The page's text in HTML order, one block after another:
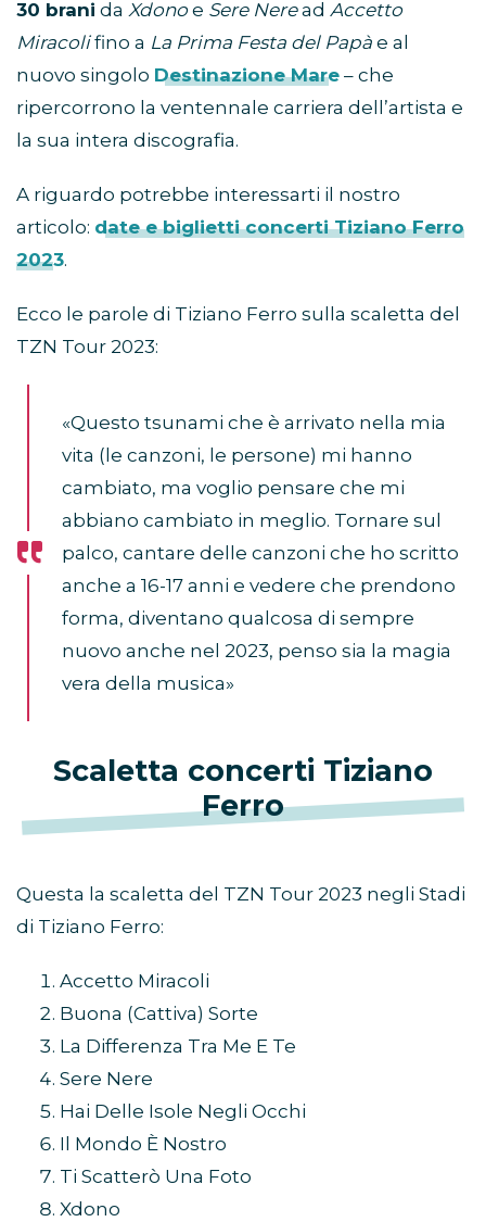
30 brani da Xdonoe Sere Neread Accetto
Miracolifino a La Prima Festa del Papà e al
nuovo singolo Destinazione Mare – che
ripercorrono la ventennale carriera dell’artista e
la sua intera discografia.
A riguardo potrebbe interessarti il nostro
articolo: date e biglietti concerti Tiziano Ferro
2023.
Ecco le parole di Tiziano Ferro sulla scaletta del
TZN Tour 2023:
«Questo tsunami che è arrivato nella mia
vita (le canzoni, le persone) mi hanno
cambiato, ma voglio pensare che mi
abbiano cambiato in meglio. Tornare sul
palco, cantare delle canzoni che ho scritto
anche a 16-17 anni e vedere che prendono
forma, diventano qualcosa di sempre
nuovo anche nel 2023, penso sia la magia
vera della musica»
Scaletta concerti Tiziano
Ferro
Questa la scaletta del TZN Tour 2023 negli Stadi
di Tiziano Ferro:
Accetto Miracoli
Buona (Cattiva) Sorte
La Differenza Tra Me E Te
Sere Nere
Hai Delle Isole Negli Occhi
Il Mondo È Nostro
Ti Scatterò Una Foto
Xdono